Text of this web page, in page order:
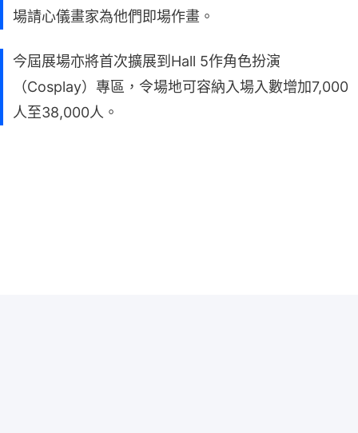
場請心儀畫家為他們即場作畫。
今屆展場亦將首次擴展到Hall 5作角色扮演
（Cosplay）專區，令場地可容納入場入數增加7,000
人至38,000人。